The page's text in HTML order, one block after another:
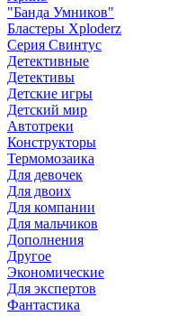
"Банда Умников"
Бластеры Xploderz
Cерия Свинтус
Детективные
Детективы
Детские игры
Детский мир
Автотреки
Конструкторы
Термомозаика
Для девочек
Для двоих
Для компании
Для мальчиков
Дополнения
Другое
Экономические
Для экспертов
Фантастика